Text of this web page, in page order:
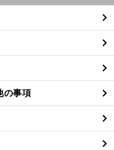
閉
る
の事項